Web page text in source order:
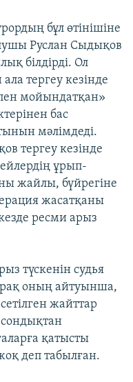
бұл өтінішіне
Руслан Сыдықов
білдірді. Ол
тергеу кезінде
мойындатқан»
бас
мәлімдеді.
тергеу кезінде
ұрып-
жайлы, бүйрегіне
жасатқаны
ресми арыз
түскенін судья
оның айтуынша,
жайттар
сондықтан
қатысты
деп табылған.